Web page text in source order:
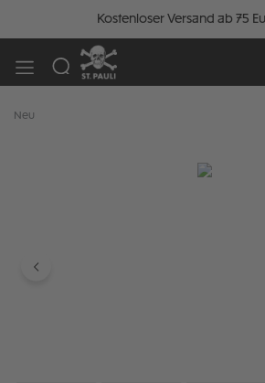
Kostenloser Versand ab 75
Neu